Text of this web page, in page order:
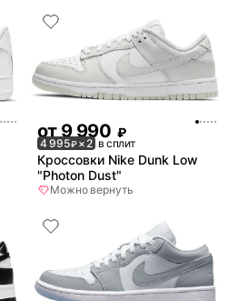
от9 990 ₽
4 995₽× 2 в сплит
Кроссовки Nike Dunk Low
"Photon Dust"
Можно вернуть